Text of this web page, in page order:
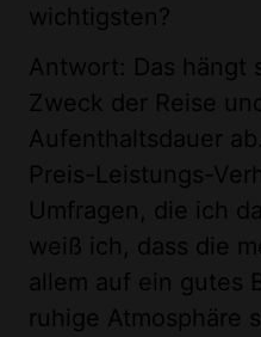
wichtigsten?
Antwort: Das hängt
Zweck der Reise
Aufenthaltsdauer
Preis-Leistungs-
Umfragen, die ich
weiß ich, dass die
allem auf ein gutes
ruhige Atmosphäre